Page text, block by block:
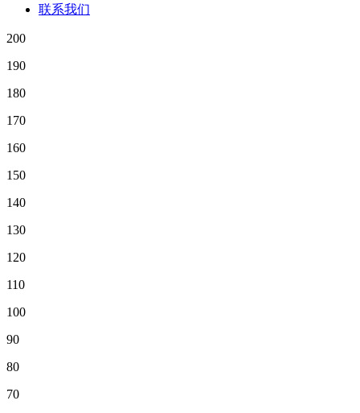
联系我们
200
190
180
170
160
150
140
130
120
110
100
90
80
70